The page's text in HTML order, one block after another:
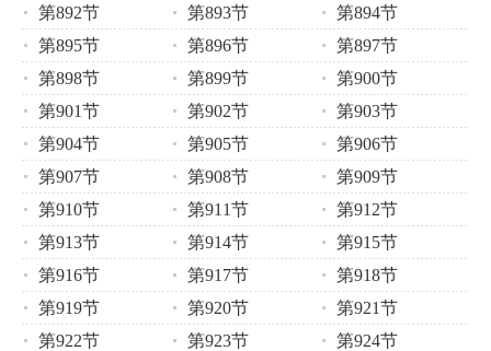
第892节
第893节
第894节
第895节
第896节
第897节
第898节
第899节
第900节
第901节
第902节
第903节
第904节
第905节
第906节
第907节
第908节
第909节
第910节
第911节
第912节
第913节
第914节
第915节
第916节
第917节
第918节
第919节
第920节
第921节
第922节
第923节
第924节